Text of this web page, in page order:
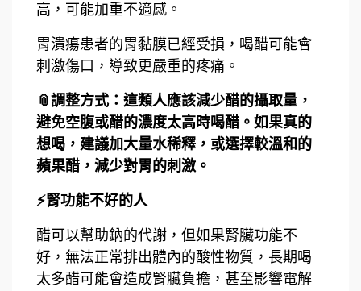
高，可能加重不適感。
胃潰瘍患者的胃黏膜已經受損，喝醋可能會
刺激傷口，導致更嚴重的疼痛。
📎調整方式：這類人應該減少醋的攝取量，
避免空腹或醋的濃度太高時喝醋。如果真的
想喝，建議加大量水稀釋，或選擇較溫和的
蘋果醋，減少對胃的刺激。
⚡腎功能不好的人
醋可以幫助鈉的代謝，但如果腎臟功能不
好，無法正常排出體內的酸性物質，長期喝
太多醋可能會造成腎臟負擔，甚至影響電解